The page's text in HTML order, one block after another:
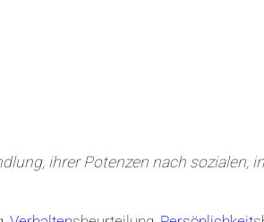
ihrer Potenzen nach sozialen,